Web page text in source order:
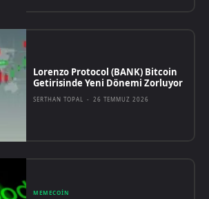
Lorenzo Protocol (BANK) Bitcoin
Getirisinde Yeni Dönemi Zorluyor
SERTHAN TOPAL - 26 TEMMUZ 2026
MEMECOIN